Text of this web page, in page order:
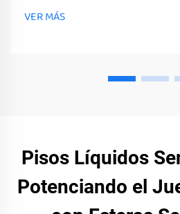
sensorial de los hf sensorial de los hf
sensorial de los
VER MÁS
Pisos Líquidos
Potenciando el